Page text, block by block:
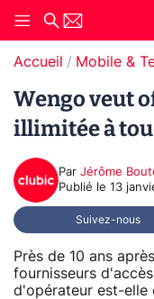
Accueil Mobile &
Wengo veut
illimitée à
Par Jérôme
Publié le 13
Suivez-nous
Près de 10 ans
fournisseurs
d'opérateur est-elle